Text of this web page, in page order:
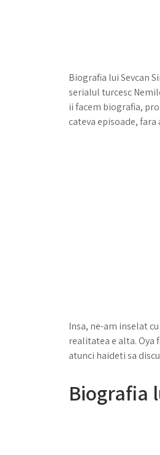
Biografia lui Sevcan
serialul turcesc
ii facem biografia,
cateva episoade,
Insa, ne-am inselat
realitatea e alta. Oya
atunci haideti sa
Biografia